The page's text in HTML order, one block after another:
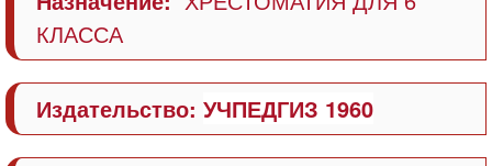
КЛАССА
Издательство: УЧПЕДГИЗ 1960